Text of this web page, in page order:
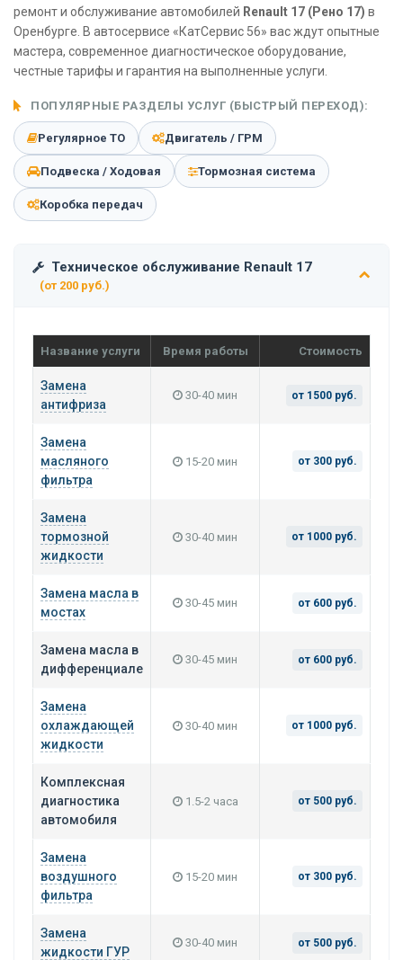
ремонт и обслуживание автомобилей Renault 17 (Рено 17) в
Оренбурге. В автосервисе «КатСервис 56» вас ждут опытные
мастера, современное диагностическое оборудование,
честные тарифы и гарантия на выполненные услуги.
ПОПУЛЯРНЫЕ РАЗДЕЛЫ УСЛУГ (БЫСТРЫЙ ПЕРЕХОД):
Регулярное ТО Двигатель / ГРМ
Подвеска / Ходовая Тормозная система
Коробка передач
Техническое обслуживание Renault 17
(от 200 руб.)
Название услуги Время работы Стоимость
Замена
антифриза
30-40 мин от 1500 руб.
Замена
масляного
фильтра
15-20 мин от 300 руб.
Замена
тормозной
жидкости
30-40 мин от 1000 руб.
Замена масла в
мостах
30-45 мин от 600 руб.
Замена масла в
дифференциале
30-45 мин от 600 руб.
Замена
охлаждающей
жидкости
30-40 мин от 1000 руб.
Комплексная
диагностика
автомобиля
1.5-2 часа от 500 руб.
Замена
воздушного
фильтра
15-20 мин от 300 руб.
Замена
жидкости ГУР
30-40 мин от 500 руб.